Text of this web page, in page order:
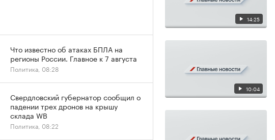
14:25
10:04
Что известно об атаках БПЛА на
регионы России. Главное к 7 августа
Политика, 08:28
Свердловский губернатор сообщил о
падении трех дронов на крышу
склада WB
Политика, 08:22